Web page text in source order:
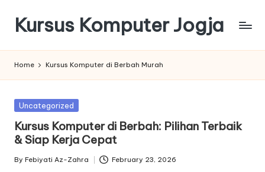
content
Kursus Komputer Jogja
Home Kursus Komputer di Berbah Murah
Posted
Uncategorized
Kursus Komputer di Berbah: Pilihan Terbaik
& Siap Kerja Cepat
Posted
By Febiyati Az-Zahra February 23, 2026